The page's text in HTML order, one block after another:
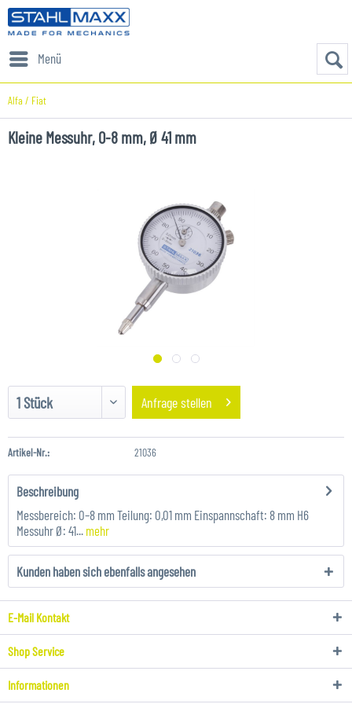
Menü
Alfa / Fiat
Kleine Messuhr, 0-8 mm, Ø 41 mm
Anfrage stellen
Artikel-Nr.: 21036
Beschreibung
Messbereich: 0–8 mm Teilung: 0,01 mm Einspannschaft: 8 mm H6
Messuhr Ø: 41... mehr
Kunden haben sich ebenfalls angesehen
E-Mail Kontakt
Shop Service
Informationen